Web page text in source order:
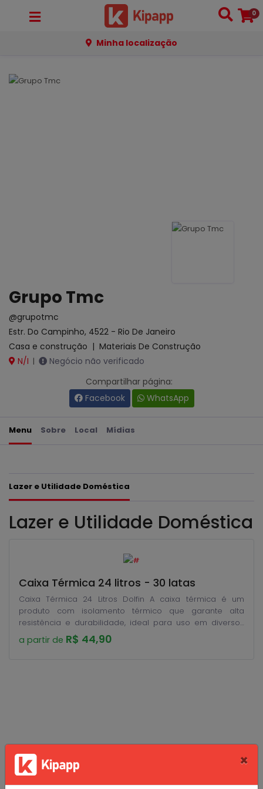
×
0
Minha localização
Grupo Tmc
@grupotmc
Estr. Do Campinho, 4522 - Rio De Janeiro
Casa e construção | Materiais De Construção
N/I |
Negócio não verificado
Compartilhar página:
Facebook
WhatsApp
Menu Sobre Local Mídias
Lazer e Utilidade Doméstica
Lazer e Utilidade Doméstica
Caixa Térmica 24 litros - 30 latas
Caixa Térmica 24 Litros Dolfin A caixa térmica é um
produto com isolamento térmico que garante alta
resistência e durabilidade, ideal para uso em diversos
ambientes. Apresenta toda a praticidade e comodidade
para tornar os momentos ao ar livre ainda mais
a partir de R$ 44,90
Grupo Tmc